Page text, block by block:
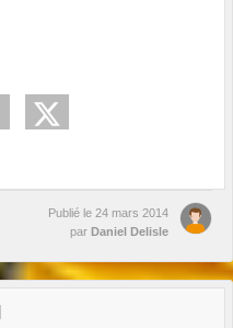
Publié le 24 mars 2014
par Daniel Delisle